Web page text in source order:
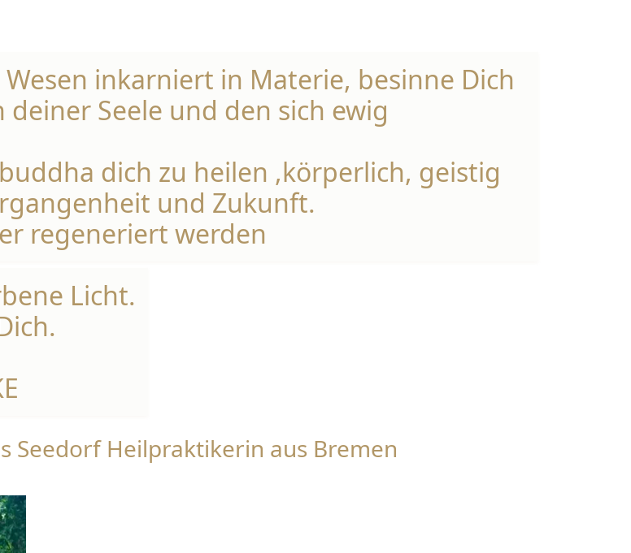
inkarniert in Materie, besinne Dich
Seele und den sich ewig
dich zu heilen ,körperlich, geistig
und Zukunft.
regeneriert werden
Licht.
Seedorf Heilpraktikerin aus Bremen